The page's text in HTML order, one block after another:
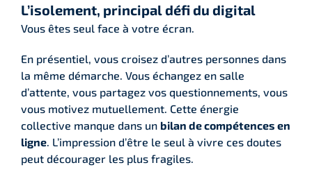
L’isolement, principal défi du digital
Vous êtes seul face à votre écran.
En présentiel, vous croisez d’autres personnes dans
la même démarche. Vous échangez en salle
d’attente, vous partagez vos questionnements, vous
vous motivez mutuellement. Cette énergie
collective manque dans un bilan de compétences en
ligne . L’impression d’être le seul à vivre ces doutes
peut décourager les plus fragiles.